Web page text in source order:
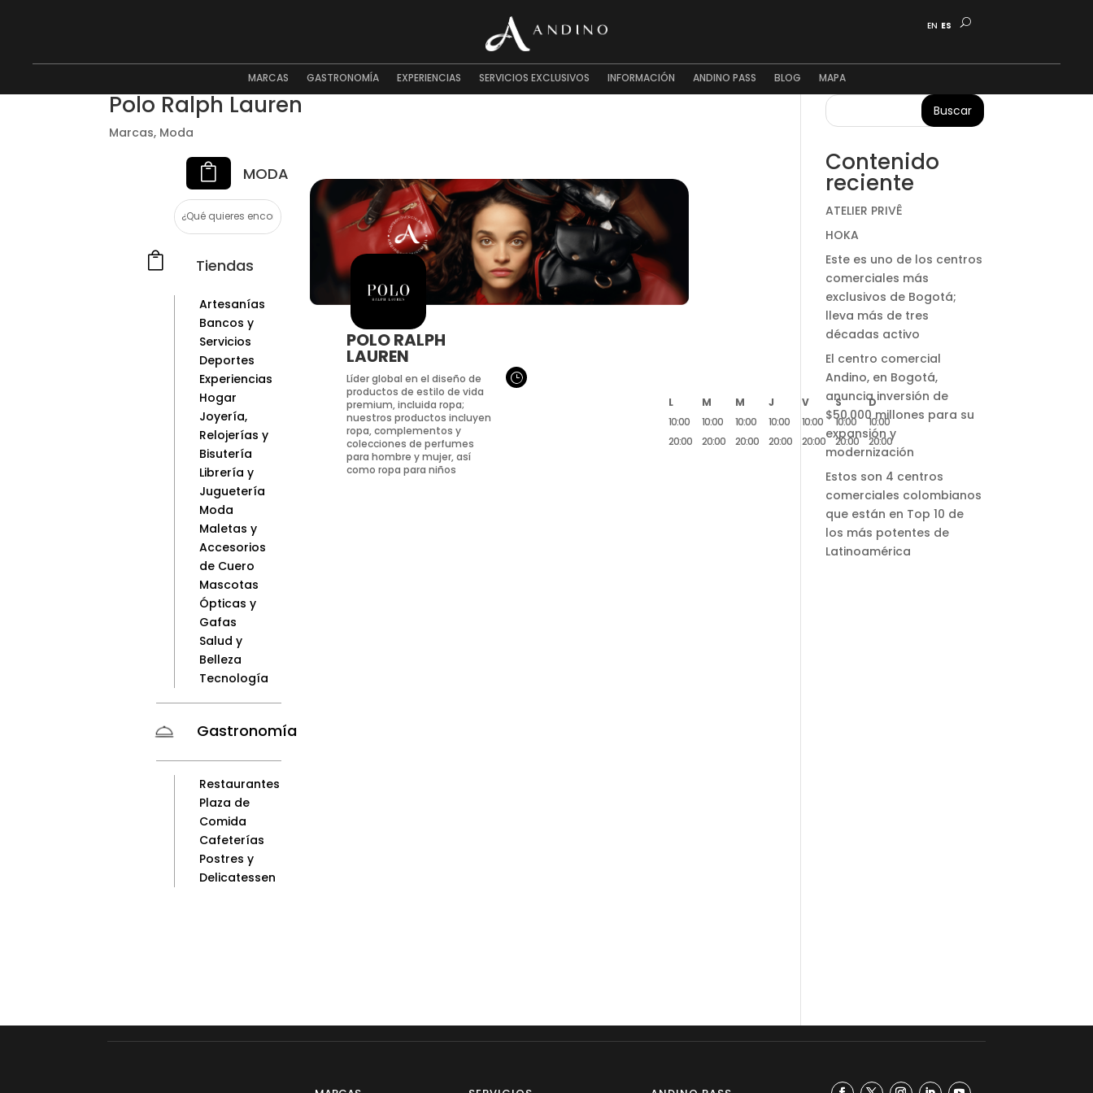
EN ES
MARCAS GASTRONOMÍA EXPERIENCIAS SERVICIOS EXCLUSIVOS INFORMACIÓN ANDINO PASS BLOG MAPA
Polo Ralph Lauren
Marcas, Moda
 Tiendas
Artesanías
Bancos y
Servicios
Deportes
Experiencias
Hogar
Joyería,
Relojerías y
Bisutería
Librería y
Juguetería
Moda
Maletas y
Accesorios
de Cuero
Mascotas
Ópticas y
Gafas
Salud y
Belleza
Tecnología
Gastronomía
Restaurantes
Plaza de
Comida
Cafeterías
Postres y
Delicatessen
 MODA
POLO RALPH
LAUREN
Líder global en el diseño de
productos de estilo de vida
premium, incluida ropa;
nuestros productos incluyen
ropa, complementos y
colecciones de perfumes
para hombre y mujer, así
como ropa para niños
L M M J V S
D
10:00
20:00
10:00
20:00
10:00
20:00
10:00
20:00
10:00
20:00
10:00
20:00
10:00
20:00
}
Buscar
Contenido
reciente
ATELIER PRIVÊ
HOKA
Este es uno de los centros
comerciales más
exclusivos de Bogotá;
lleva más de tres
décadas activo
El centro comercial
Andino, en Bogotá,
anuncia inversión de
$50.000 millones para su
expansión y
modernización
Estos son 4 centros
comerciales colombianos
que están en Top 10 de
los más potentes de
Latinoamérica